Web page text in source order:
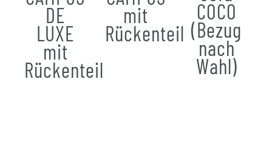
DE
LUXE
mit
Rückenteil
mit
Rückenteil
COCO
(Bezug
nach
Wahl)